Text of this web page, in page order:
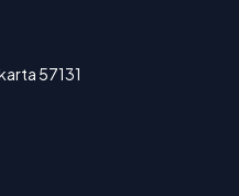
57131